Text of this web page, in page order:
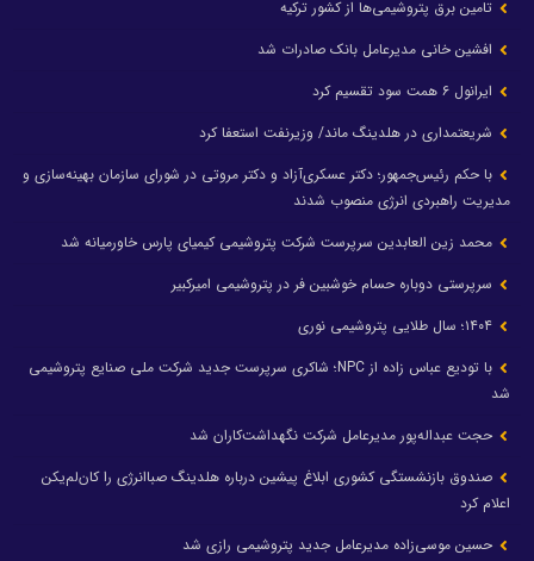
تامین برق پتروشیمی‌ها از کشور ترکیه
افشین خانی مدیرعامل بانک صادرات شد
ایرانول ۶ همت سود تقسیم کرد
شریعتمداری در هلدینگ ماند/ وزیرنفت استعفا کرد
با حکم رئیس‌جمهور؛ دکتر عسکری‌آزاد و دکتر مروتی در شورای سازمان بهینه‌سازی و
مدیریت راهبردی انرژی منصوب شدند
محمد زین العابدین سرپرست شرکت پتروشیمی کیمیای پارس خاورمیانه شد
سرپرستی دوباره حسام خوشبین فر در پتروشیمی امیرکبیر
با تودیع عباس زاده از NPC؛ شاکری سرپرست جدید شرکت ملی صنایع پتروشیمی
شد
حجت عبداله‌پور مدیرعامل شرکت نگهداشت‌کاران شد
صندوق بازنشستگی کشوری ابلاغ پیشین درباره هلدینگ صباانرژی را کان‌لم‌یکن
اعلام کرد
حسین موسی‌زاده مدیرعامل جدید پتروشیمی رازی شد